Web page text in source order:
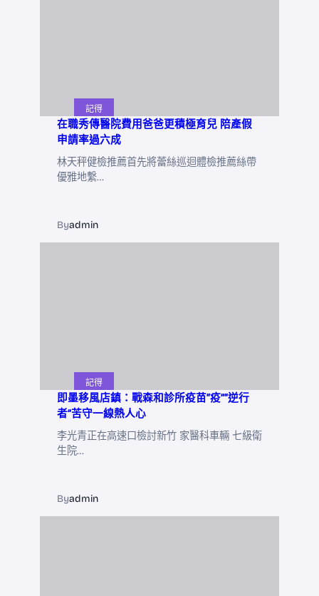
記得
在職秀傳醫院費用爸爸更積極育兒 陪產假
申請率過六成
林天秤健檢推薦首先將蕾絲巡迴體檢推薦絲帶
優雅地繫…
Byadmin
記得
即墨移風店鎮：戰森和診所疫苗“疫”“逆行
者”苦守一線熱人心
李光青正在高速口檢討新竹 家醫科車輛 七級衛
生院…
Byadmin